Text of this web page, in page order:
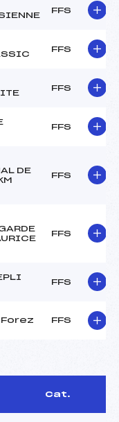
FFS
FFS
FFS
FFS
DE
FFS
FFS
FFS
Forez FFS
Cat.